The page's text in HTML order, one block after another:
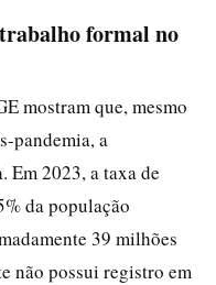
formal no
mostram que, mesmo
pandemia, a
Em 2023, a taxa de
da população
39 milhões
não possui registro em